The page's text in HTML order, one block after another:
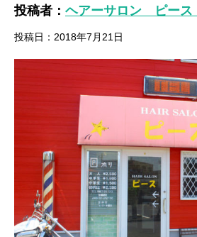
投稿者： ヘアーサロン ピース
投稿日：2018年7月21日